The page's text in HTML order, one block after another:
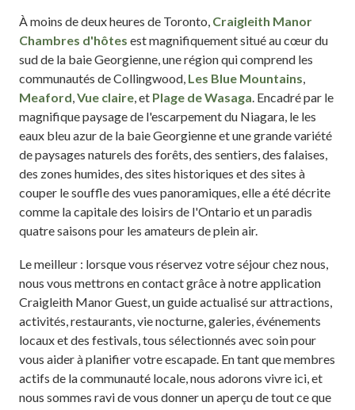
À moins de deux heures de Toronto, Craigleith Manor
Chambres d'hôtes est magnifiquement situé au cœur du
sud de la baie Georgienne, une région qui comprend les
communautés de Collingwood, Les Blue Mountains,
Meaford,Vue claire, et Plage de Wasaga. Encadré par le
magnifique paysage de l'escarpement du Niagara, le les
eaux bleu azur de la baie Georgienne et une grande variété
de paysages naturels des forêts, des sentiers, des falaises,
des zones humides, des sites historiques et des sites à
couper le souffle des vues panoramiques, elle a été décrite
comme la capitale des loisirs de l'Ontario et un paradis
quatre saisons pour les amateurs de plein air.
Le meilleur : lorsque vous réservez votre séjour chez nous,
nous vous mettrons en contact grâce à notre application
Craigleith Manor Guest, un guide actualisé sur attractions,
activités, restaurants, vie nocturne, galeries, événements
locaux et des festivals, tous sélectionnés avec soin pour
vous aider à planifier votre escapade. En tant que membres
actifs de la communauté locale, nous adorons vivre ici, et
nous sommes ravi de vous donner un aperçu de tout ce que